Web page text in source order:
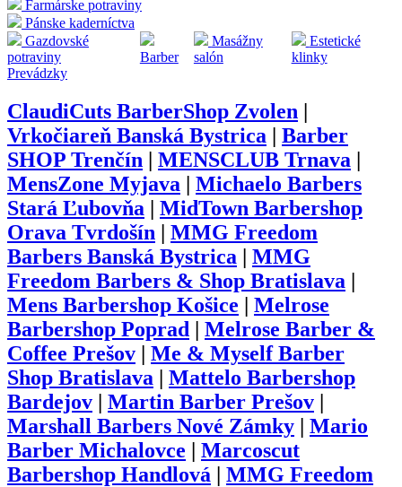
Farmárske potraviny
Pánske kaderníctva
Gazdovské
potraviny
Barber
Masážny
salón
Estetické
klinky
Prevádzky
ClaudiCuts BarberShop Zvolen
Vrkočiareň Banská Bystrica
Barber
SHOP Trenčín
MENSCLUB Trnava
MensZone Myjava
Michaelo Barbers
Stará Ľubovňa
MidTown Barbershop
Orava Tvrdošín
MMG Freedom
Barbers Banská Bystrica
MMG
Freedom Barbers & Shop Bratislava
Mens Barbershop Košice
Melrose
Barbershop Poprad
Melrose Barber &
Coffee Prešov
Me & Myself Barber
Shop Bratislava
Mattelo Barbershop
Bardejov
Martin Barber Prešov
Marshall Barbers Nové Zámky
Mario
Barber Michalovce
Marcoscut
Barbershop Handlová
MMG Freedom